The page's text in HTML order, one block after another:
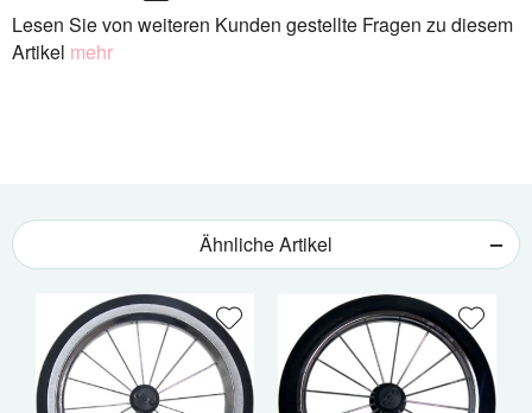
Lesen Sie von weiteren Kunden gestellte Fragen zu diesem
Artikel mehr
Ähnliche Artikel